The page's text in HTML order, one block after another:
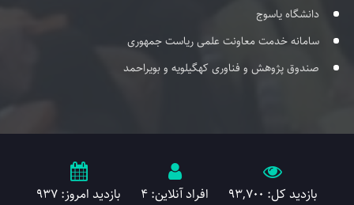
دانشگاه یاسوج
سامانه خدمت معاونت علمی ریاست جمهوری
صندوق پژوهش و فناوری کهگیلویه و بویراحمد
بازدید کل: 93,700 افراد آنلاین: 4 بازدید امروز: 937